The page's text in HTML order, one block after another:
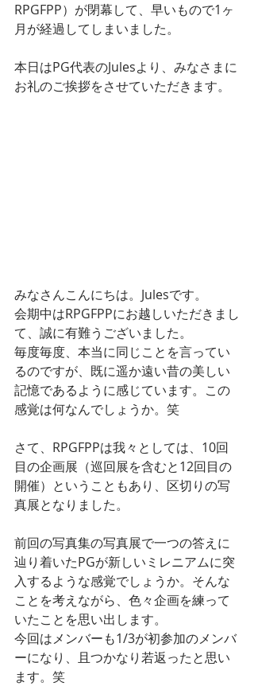
RPGFPP）が閉幕して、早いもので1ヶ
月が経過してしまいました。
本日はPG代表のJulesより、みなさまに
お礼のご挨拶をさせていただきます。
みなさんこんにちは。Julesです。
会期中はRPGFPPにお越しいただきまし
て、誠に有難うございました。
毎度毎度、本当に同じことを言ってい
るのですが、既に遥か遠い昔の美しい
記憶であるように感じています。この
感覚は何なんでしょうか。笑
さて、RPGFPPは我々としては、10回
目の企画展（巡回展を含むと12回目の
開催）ということもあり、区切りの写
真展となりました。
前回の写真集の写真展で一つの答えに
辿り着いたPGが新しいミレニアムに突
入するような感覚でしょうか。そんな
ことを考えながら、色々企画を練って
いたことを思い出します。
今回はメンバーも1/3が初参加のメンバ
ーになり、且つかなり若返ったと思い
ます。笑